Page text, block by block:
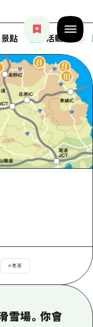
景點 活動
官方向導
#冬天
雪場。你會